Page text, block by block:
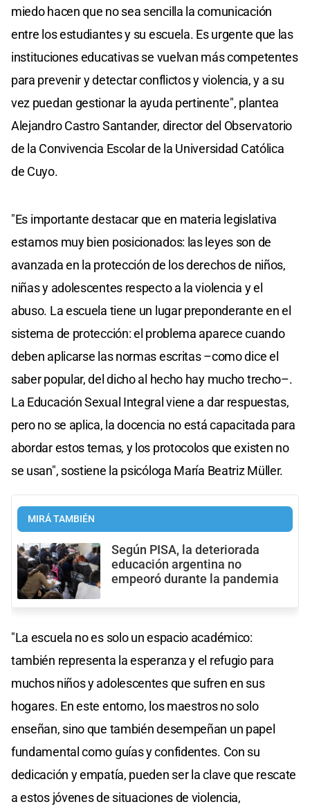
miedo hacen que no sea sencilla la comunicación
entre los estudiantes y su escuela. Es urgente que las
instituciones educativas se vuelvan más competentes
para prevenir y detectar conflictos y violencia, y a su
vez puedan gestionar la ayuda pertinente", plantea
Alejandro Castro Santander, director del Observatorio
de la Convivencia Escolar de la Universidad Católica
de Cuyo.
"Es importante destacar que en materia legislativa
estamos muy bien posicionados: las leyes son de
avanzada en la protección de los derechos de niños,
niñas y adolescentes respecto a la violencia y el
abuso. La escuela tiene un lugar preponderante en el
sistema de protección: el problema aparece cuando
deben aplicarse las normas escritas –como dice el
saber popular, del dicho al hecho hay mucho trecho–.
La Educación Sexual Integral viene a dar respuestas,
pero no se aplica, la docencia no está capacitada para
abordar estos temas, y los protocolos que existen no
se usan", sostiene la psicóloga María Beatriz Müller.
MIRÁ TAMBIÉN
Según PISA, la deteriorada
educación argentina no
empeoró durante la pandemia
"La escuela no es solo un espacio académico:
también representa la esperanza y el refugio para
muchos niños y adolescentes que sufren en sus
hogares. En este entorno, los maestros no solo
enseñan, sino que también desempeñan un papel
fundamental como guías y confidentes. Con su
dedicación y empatía, pueden ser la clave que rescate
a estos jóvenes de situaciones de violencia,